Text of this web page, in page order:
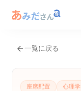
一覧に戻る
座席配置 心理学